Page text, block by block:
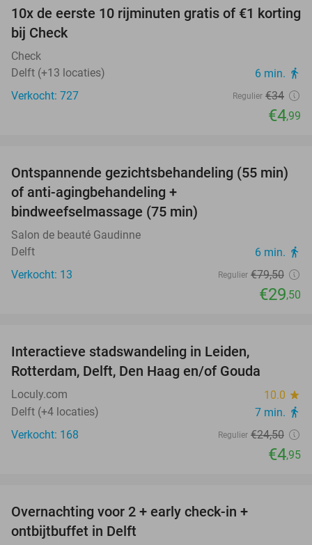
85%
10x de eerste 10 rijminuten gratis of €1 korting
bij Check
Check
Delft (+13 locaties)
6 min. directions_walk
Verkocht: 727 Regulier €34
€4,99
63%
Ontspannende gezichtsbehandeling (55 min)
of anti-agingbehandeling +
bindweefselmassage (75 min)
Salon de beauté Gaudinne
Delft
6 min. directions_walk
Verkocht: 13 Regulier €79,50
€29,50
Interactieve stadswandeling in Leiden,
Rotterdam, Delft, Den Haag en/of Gouda
Loculy.com 10.0 star
Delft (+4 locaties) 7 min. directions_walk
Verkocht: 168 Regulier €24,50
€4,95
Overnachting voor 2 + early check-in +
ontbijtbuffet in Delft